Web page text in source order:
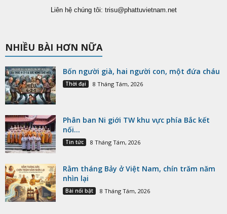
Liên hệ chúng tôi: trisu@phattuvietnam.net
NHIỀU BÀI HƠN NỮA
Bốn người già, hai người con, một đứa cháu
Thời đại 8 Tháng Tám, 2026
Phân ban Ni giới TW khu vực phía Bắc kết
nối...
Tin tức 8 Tháng Tám, 2026
Rằm tháng Bảy ở Việt Nam, chín trăm năm
nhìn lại
Bài nổi bật 8 Tháng Tám, 2026